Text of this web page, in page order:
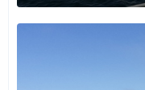
9. Juni 2021 um 15:49